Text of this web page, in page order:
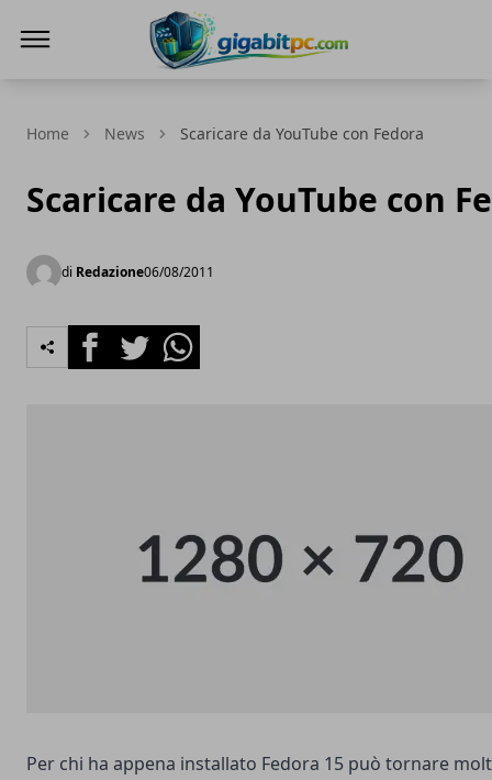
Home News Scaricare da YouTube con Fedora
Scaricare da YouTube con
di Redazione06/08/2011
FacebookTwitterWhatsapp
Per chi ha appena installato Fedora 15 può tornare